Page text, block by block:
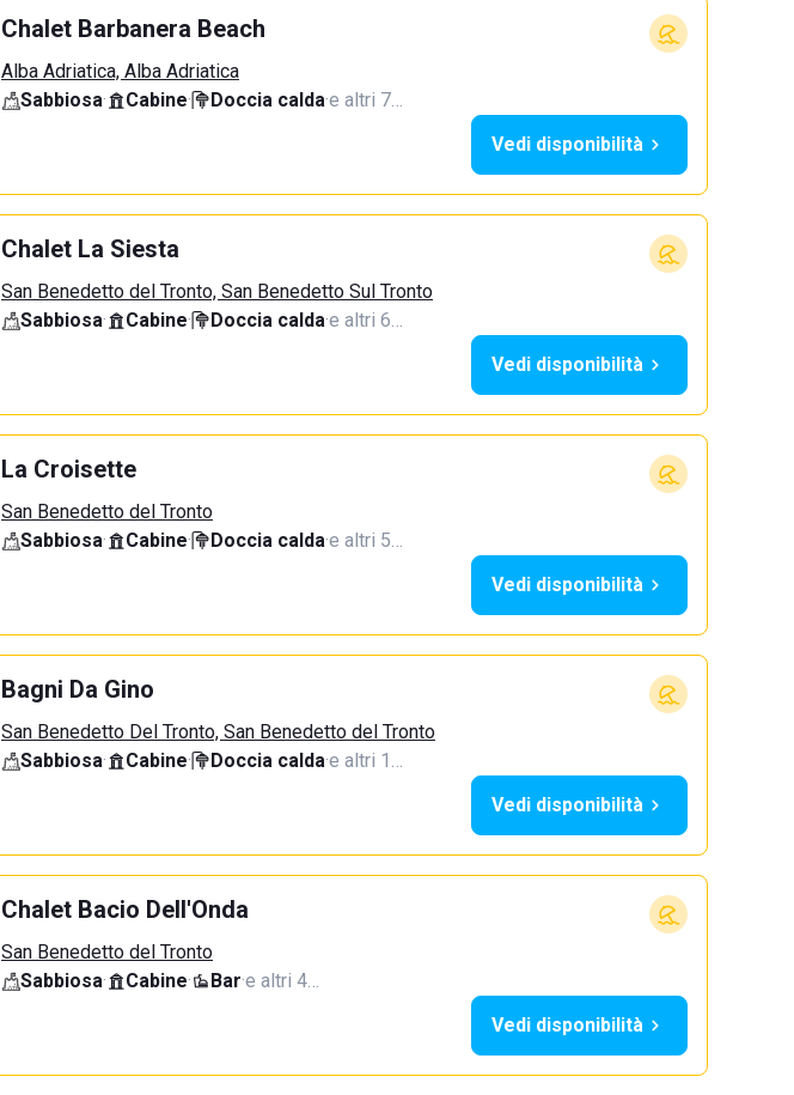
Chalet Barbanera Beach
Alba Adriatica, Alba Adriatica
Sabbiosa· Cabine· Doccia calda·e altri 7…
Vedi disponibilità
Chalet La Siesta
San Benedetto del Tronto, San Benedetto Sul Tronto
Sabbiosa· Cabine· Doccia calda·e altri 6…
Vedi disponibilità
La Croisette
San Benedetto del Tronto
Sabbiosa· Cabine· Doccia calda·e altri 5…
Vedi disponibilità
Bagni Da Gino
San Benedetto Del Tronto, San Benedetto del Tronto
Sabbiosa· Cabine· Doccia calda·e altri 1…
Vedi disponibilità
Chalet Bacio Dell'Onda
San Benedetto del Tronto
Sabbiosa· Cabine· Bar·e altri 4…
Vedi disponibilità